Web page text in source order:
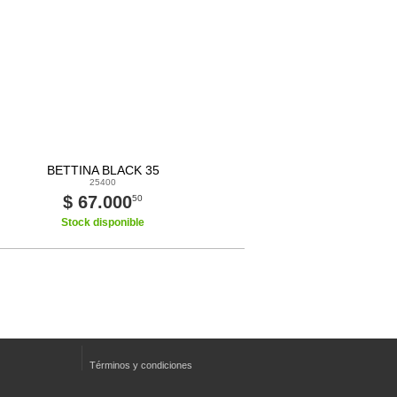
BETTINA BLACK 35
25400
$ 67.00050
Stock disponible
Términos y condiciones